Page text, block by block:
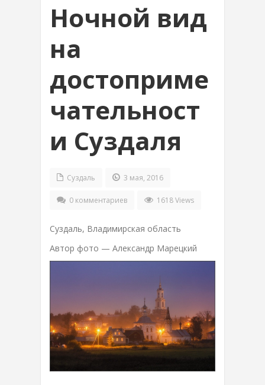
Ночной вид
на
достоприме
чательност
и Суздаля
Суздаль 3 мая, 2016
0 комментариев 1618 Views
Суздаль, Владимирская область
Автор фото — Александр Марецкий